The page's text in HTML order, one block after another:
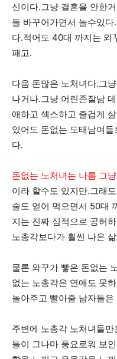
신이다.그냥 결혼을 안한
들 바꾸어가면서 놀수있
다.적어도 40대 까지는 와
패고.
다음 돈많은 노처녀다.그
나거나.그냥 어린존잘남
애하고 섹스하고 즐겁게
있어도 돈없는 도태남여
다.
돈없는 노처녀는 나름 그
이라 할수도 있지만.그래
술도 얻어 먹으면서 50대
지는 진짜 심적으로 공허
노총각보다가 훨씬 나은
물론 와꾸가 빻은 돈없는
없는 노총각은 연애도 못
놀아주고 빨아줄 남자들
주변에 노총각 노처녀들
들이 그나마 풍요로워 보